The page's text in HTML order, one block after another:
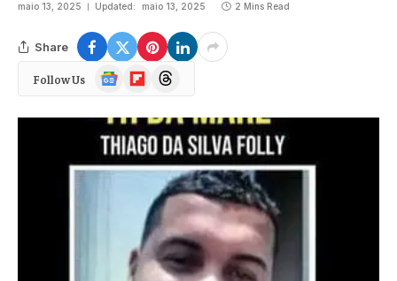
maio 13, 2025 Updated: maio 13, 2025 2 Mins Read
Share
Follow Us
Google
News
FlipboardThreads